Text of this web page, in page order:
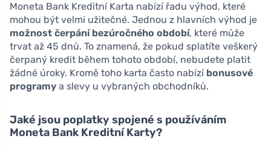
Moneta Bank Kreditní Karta nabízí řadu výhod, které
mohou být velmi užitečné. Jednou z hlavních výhod je
možnost čerpání bezúročného období, které může
trvat až 45 dnů. To znamená, že pokud splatíte veškerý
čerpaný kredit během tohoto období, nebudete platit
žádné úroky. Kromě toho karta často nabízí bonusové
programy a slevy u vybraných obchodníků.
Jaké jsou poplatky spojené s používáním
Moneta Bank Kreditní Karty?